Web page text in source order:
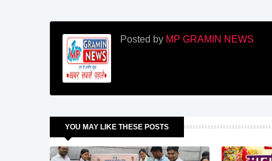
Posted by MP GRAMIN NEWS
YOU MAY LIKE THESE POSTS